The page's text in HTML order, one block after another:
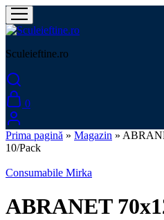
Sculeieftine.ro
0
Prima pagină » Magazin »
10/Pack
Consumabile Mirka
ABRANET